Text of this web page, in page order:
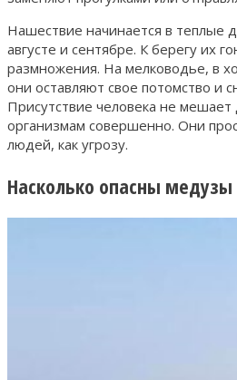
Нашествие начинается в теплые
августе и сентябре. К берегу их
размножения. На мелководье, в
они оставляют свое потомство и
Присутствие человека не
организмам совершенно. Они
людей, как угрозу.
Насколько опасны медузы